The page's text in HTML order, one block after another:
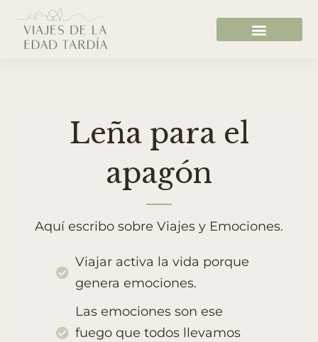
Leña para el
apagón
Aquí escribo sobre Viajes y Emociones.
Viajar activa la vida porque
genera emociones.
Las emociones son ese
fuego que todos llevamos